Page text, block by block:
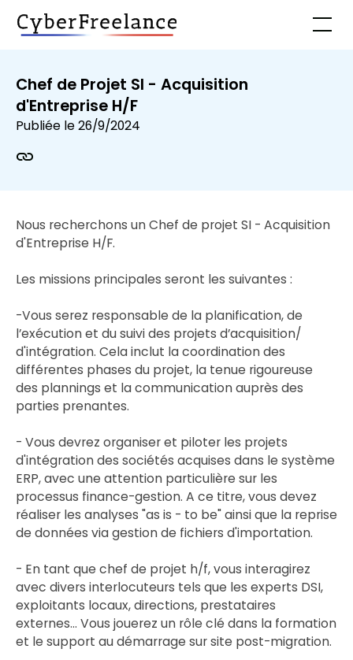
Chef de Projet SI - Acquisition
d'Entreprise H/F
Publiée le26/9/2024
Nous recherchons un Chef de projet SI - Acquisition
d'Entreprise H/F.
Les missions principales seront les suivantes :
-Vous serez responsable de la planification, de
l’exécution et du suivi des projets d’acquisition/
d'intégration. Cela inclut la coordination des
différentes phases du projet, la tenue rigoureuse
des plannings et la communication auprès des
parties prenantes.
- Vous devrez organiser et piloter les projets
d'intégration des sociétés acquises dans le système
ERP, avec une attention particulière sur les
processus finance-gestion. A ce titre, vous devez
réaliser les analyses "as is - to be" ainsi que la reprise
de données via gestion de fichiers d'importation.
- En tant que chef de projet h/f, vous interagirez
avec divers interlocuteurs tels que les experts DSI,
exploitants locaux, directions, prestataires
externes... Vous jouerez un rôle clé dans la formation
et le support au démarrage sur site post-migration.